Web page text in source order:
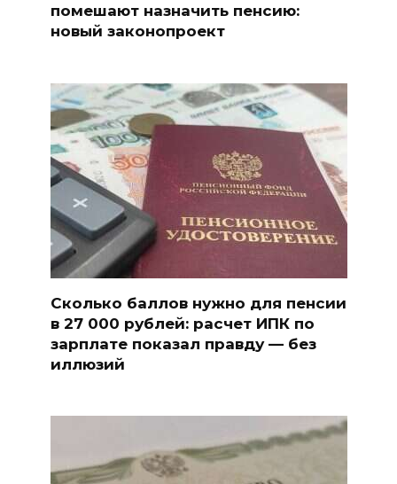
помешают назначить пенсию:
новый законопроект
Сколько баллов нужно для пенсии
в 27 000 рублей: расчет ИПК по
зарплате показал правду — без
иллюзий